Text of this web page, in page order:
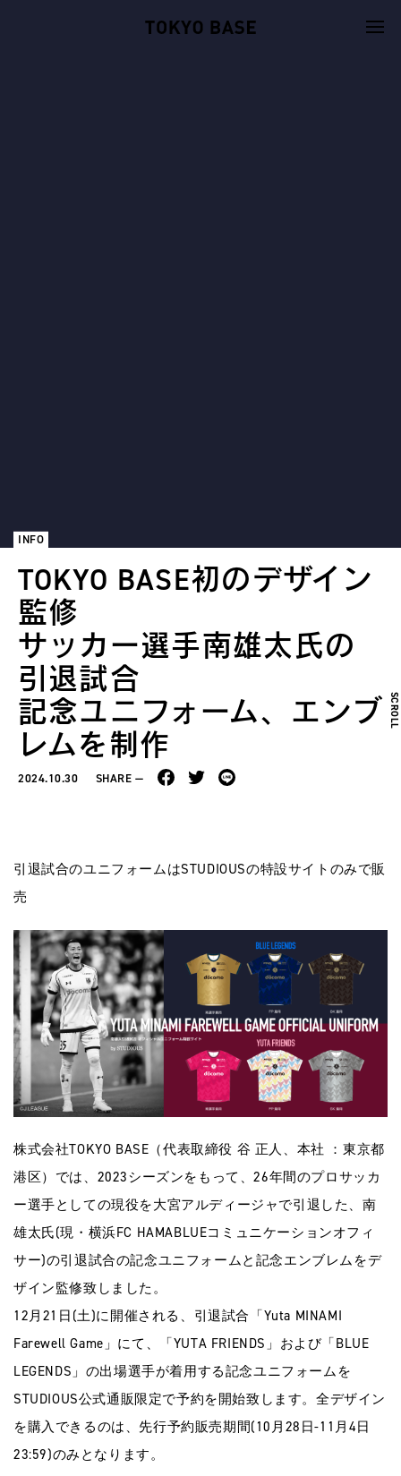
INFO
TOKYO BASE初のデザイン
監修
サッカー選⼿南雄太⽒の
引退試合
記念ユニフォーム、エンブ
レムを制作
2024.10.30 SHARE
SCROLL
引退試合のユニフォームはSTUDIOUSの特設サイトのみで販
売
株式会社TOKYO BASE（代表取締役 ⾕ 正⼈、本社 ：東京都
港区）では、2023シーズンをもって、26年間のプロサッカ
ー選⼿としての現役を⼤宮アルディージャで引退した、南
雄太⽒(現・横浜FC HAMABLUEコミュニケーションオフィ
サー)の引退試合の記念ユニフォームと記念エンブレムをデ
ザイン監修致しました。
12⽉21⽇(⼟)に開催される、引退試合「Yuta MINAMI
Farewell Game」にて、「YUTA FRIENDS」および「BLUE
LEGENDS」の出場選⼿が着⽤する記念ユニフォームを
STUDIOUS公式通販限定で予約を開始致します。全デザイン
を購⼊できるのは、先⾏予約販売期間(10⽉28⽇-11⽉4⽇
23:59)のみとなります。